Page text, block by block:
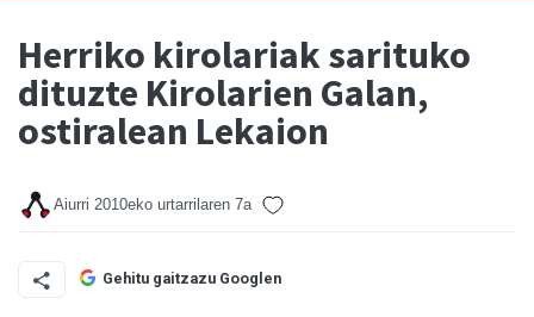
Herriko kirolariak sarituko
dituzte Kirolarien Galan,
ostiralean Lekaion
Aiurri 2010eko urtarrilaren 7a
Gehitu gaitzazu Googlen